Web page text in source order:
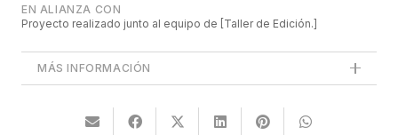
EN ALIANZA CON
Proyecto realizado junto al equipo de Taller de Edición.
MÁS INFORMACIÓN